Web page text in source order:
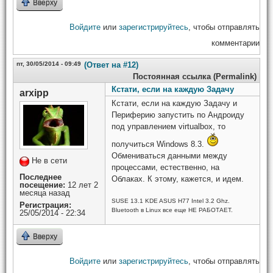
Вверху
Войдите или зарегистрируйтесь , чтобы отправлять
комментарии
пт, 30/05/2014 - 09:49 (Ответ на #12)
Постоянная ссылка (Permalink)
arxipp
Не в сети
Последнее
посещение: 12 лет 2
месяца назад
Регистрация:
25/05/2014 - 22:34
Кстати, если на каждую Задачу
Кстати, если на каждую Задачу и
Периферию запустить по Андроиду
под управлением virtualbox, то
получиться Windows 8.3.
Обмениваться данными между
процессами, естественно, на
Облаках. К этому, кажется, и идем.
SUSE 13.1 KDE ASUS H77 Intel 3.2 Ghz.
Bluetooth в Linux все еще НЕ РАБОТАЕТ.
Вверху
Войдите или зарегистрируйтесь, чтобы отправлять